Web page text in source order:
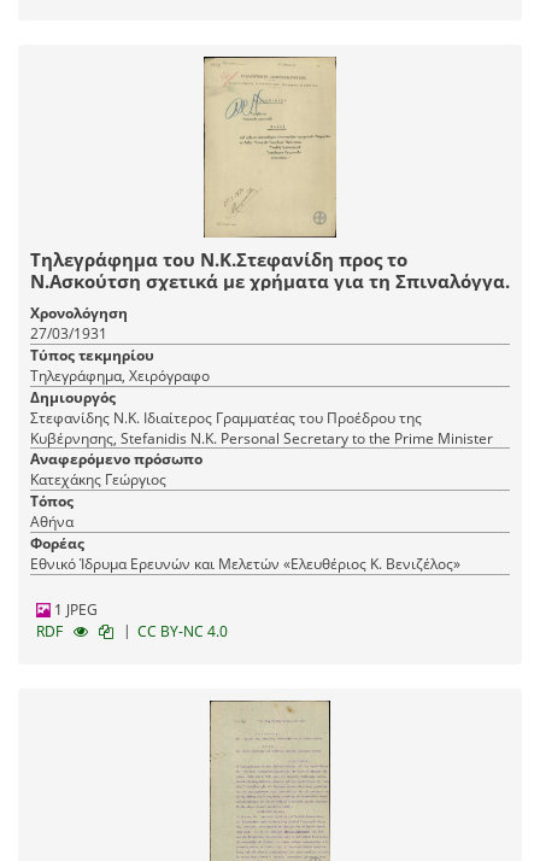
Τηλεγράφημα του Ν.Κ.Στεφανίδη προς το
Ν.Ασκούτση σχετικά με χρήματα για τη Σπιναλόγγα.
Χρονολόγηση
27/03/1931
Τύπος τεκμηρίου
Τηλεγράφημα, Χειρόγραφο
Δημιουργός
Στεφανίδης Ν.Κ. Ιδιαίτερος Γραμματέας του Προέδρου της
Κυβέρνησης, Stefanidis N.K. Personal Secretary to the Prime Minister
Αναφερόμενο πρόσωπο
Κατεχάκης Γεώργιος
Τόπος
Αθήνα
Φορέας
Εθνικό Ίδρυμα Ερευνών και Μελετών «Ελευθέριος Κ. Βενιζέλος»
1 JPEG
RDF
| CC BY-NC 4.0